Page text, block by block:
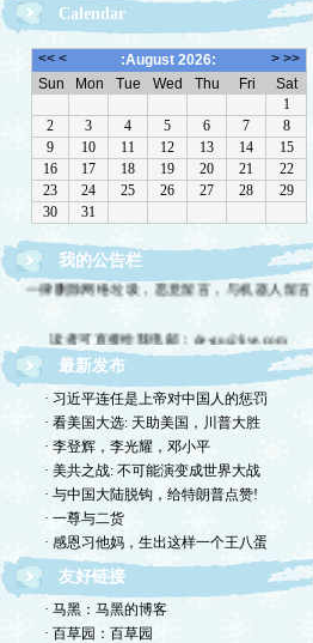
Calendar
我的公告栏
一律删除网络垃圾，恶意留言，与机器人留言
欢迎留言交流，恕我不一一回复，敬请体谅。
欢迎转摘，包括国国内网站，但请注明出处！
欢迎光临德孤的小岛！谢绝网络垃圾！
最新发布
· 习近平连任是上帝对中国人的惩罚
· 看美国大选: 天助美国，川普大胜
· 李登辉，李光耀，邓小平
· 美共之战: 不可能演变成世界大战
· 与中国大陆脱钩，给特朗普点赞!
· 一尊与二货
· 感恩习他妈，生出这样一个王八蛋
友好链接
· 马黑：马黑的博客
· 百草园：百草园